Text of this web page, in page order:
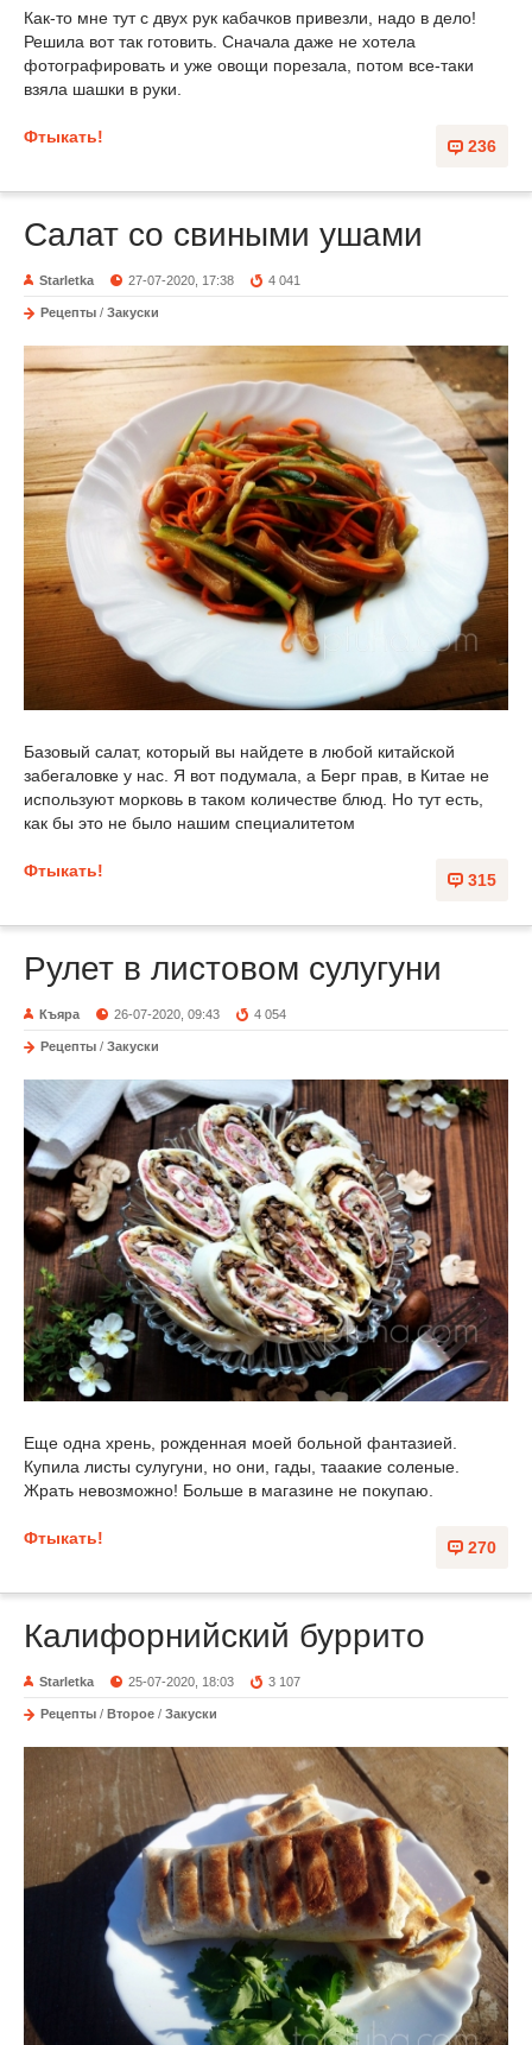
Как-то мне тут с двух рук кабачков привезли, надо в дело!
Решила вот так готовить. Сначала даже не хотела
фотографировать и уже овощи порезала, потом все-таки
взяла шашки в руки.
236
Фтыкать!
Салат со свиными ушами
Starletka 27-07-2020, 17:38 4 041
Рецепты / Закуски
Базовый салат, который вы найдете в любой китайской
забегаловке у нас. Я вот подумала, а Берг прав, в Китае не
используют морковь в таком количестве блюд. Но тут есть,
как бы это не было нашим специалитетом
315
Фтыкать!
Рулет в листовом сулугуни
Къяра 26-07-2020, 09:43 4 054
Рецепты / Закуски
Еще одна хрень, рожденная моей больной фантазией.
Купила листы сулугуни, но они, гады, тааакие соленые.
Жрать невозможно! Больше в магазине не покупаю.
270
Фтыкать!
Калифорнийский буррито
Starletka 25-07-2020, 18:03 3 107
Рецепты / Второе / Закуски